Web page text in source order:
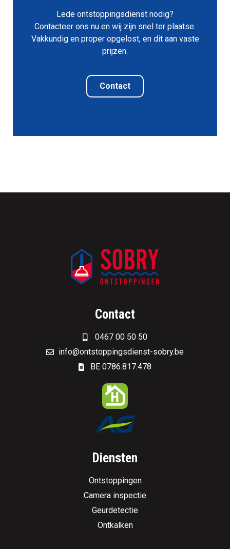
Lede ontstoppingsdienst nodig?
Contacteer ons nu en wij zijn snel ter plaatse.
Vakkundig en proper opgelost, en dit aan vaste
prijzen.
Contact
Contact
0467 00 50 50
info@ontstoppingsdienst-sobry.be
BE 0786.817.478
Diensten
Ontstoppingen
Camera inspectie
Geurdetectie
Ontkalken